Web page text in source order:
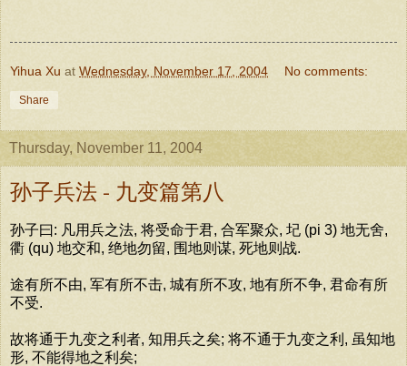
Yihua Xu at Wednesday, November 17, 2004 No comments:
Share
Thursday, November 11, 2004
孙子兵法 - 九变篇第八
孙子曰: 凡用兵之法, 将受命于君, 合军聚众, 圮 (pi 3) 地无舍,
衢 (qu) 地交和, 绝地勿留, 围地则谋, 死地则战.
途有所不由, 军有所不击, 城有所不攻, 地有所不争, 君命有所
不受.
故将通于九变之利者, 知用兵之矣; 将不通于九变之利, 虽知地
形, 不能得地之利矣;